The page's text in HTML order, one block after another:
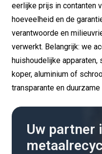
eerlijke prijs in contanten
hoeveelheid en de
verantwoorde en
verwerkt. Belangrijk: we
huishoudelijke apparaten,
koper, aluminium of
transparante en
Uw partner